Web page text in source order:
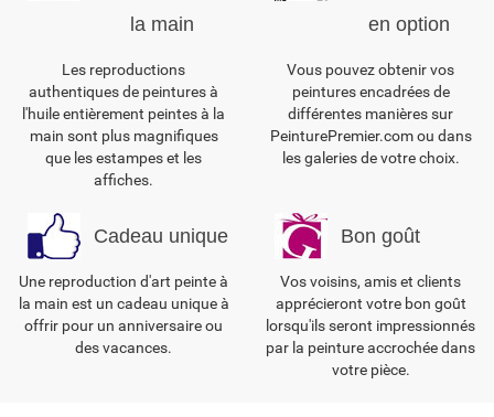
la main
Les reproductions
authentiques de peintures à
l'huile entièrement peintes à la
main sont plus magnifiques
que les estampes et les
affiches.
en option
Vous pouvez obtenir vos
peintures encadrées de
différentes manières sur
PeinturePremier.com ou dans
les galeries de votre choix.
Cadeau unique
Une reproduction d'art peinte à
la main est un cadeau unique à
offrir pour un anniversaire ou
des vacances.
Bon goût
Vos voisins, amis et clients
apprécieront votre bon goût
lorsqu'ils seront impressionnés
par la peinture accrochée dans
votre pièce.